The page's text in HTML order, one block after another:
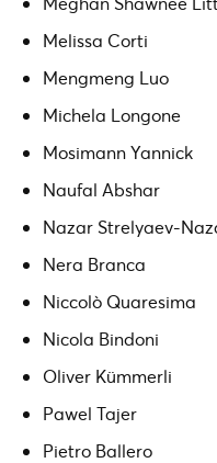
Melissa Corti
Mengmeng Luo
Michela Longone
Mosimann Yannick
Naufal Abshar
Nazar Strelyaev-
Nera Branca
Niccolò Quaresima
Nicola Bindoni
Oliver Kümmerli
Pawel Tajer
Pietro Ballero